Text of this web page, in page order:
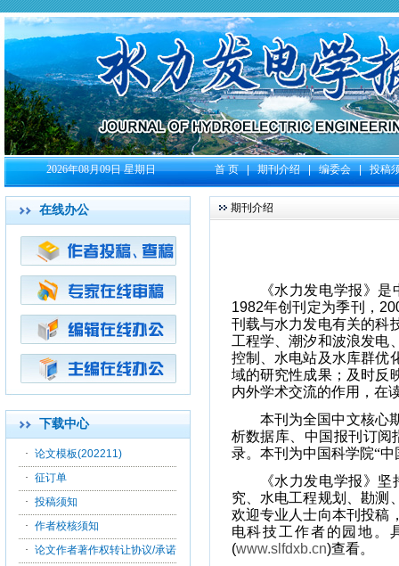
2026年08月09日 星期日 首 页|期刊介绍|编委会|投稿
在线办公
下载中心
· 论文模板(202211)
· 征订单
· 投稿须知
· 作者校核须知
· 论文作者著作权转让协议/承诺
期刊介绍
《水力发电学报》
1982年创刊定为季刊，
刊载与水力发电有关的科
工程学、潮汐和波浪发电
控制、水电站及水库群优
域的研究性成果；及时反
内外学术交流的作用，在
本刊为全国中文核心
析数据库、中国报刊订阅
录。本刊为中国科学院“
《水力发电学报》
究、水电工程规划、勘测
欢迎专业人士向本刊投稿
电科技工作者的园地。
(www.slfdxb.cn)查看。